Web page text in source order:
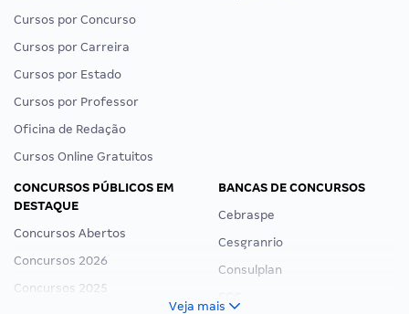
Cursos por Concurso
Cursos por Carreira
Cursos por Estado
Cursos por Professor
Oficina de Redação
Cursos Online Gratuitos
CONCURSOS PÚBLICOS EM
DESTAQUE
Concursos Abertos
Concursos 2026
Concursos 2025
BANCAS DE CONCURSOS
Cebraspe
Cesgranrio
Consulplan
Veja mais